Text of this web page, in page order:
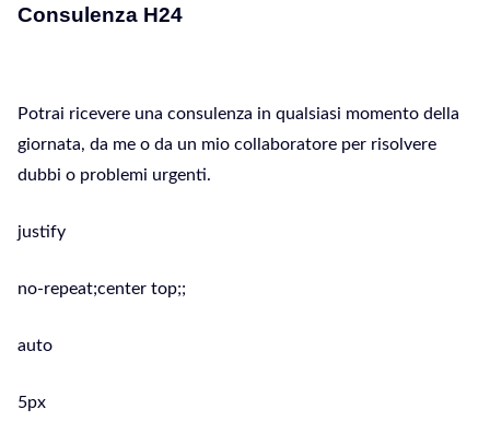
Consulenza H24
Potrai ricevere una consulenza in qualsiasi momento della
giornata, da me o da un mio collaboratore per risolvere
dubbi o problemi urgenti.
justify
no-repeat;center top;;
auto
5px